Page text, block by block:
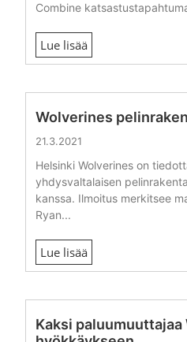
Combine
Lue lisää
Wolverines
21.3.2021
Helsinki Wolverines on
yhdysvaltalaisen
kanssa. Ilmoitus merkitsee
Ryan...
Lue lisää
Kaksi